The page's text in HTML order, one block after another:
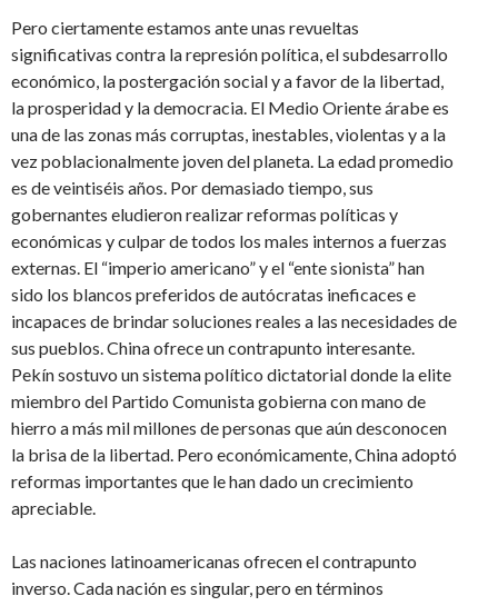
Pero ciertamente estamos ante unas revueltas
significativas contra la represión política, el subdesarrollo
económico, la postergación social y a favor de la libertad,
la prosperidad y la democracia. El Medio Oriente árabe es
una de las zonas más corruptas, inestables, violentas y a la
vez poblacionalmente joven del planeta. La edad promedio
es de veintiséis años. Por demasiado tiempo, sus
gobernantes eludieron realizar reformas políticas y
económicas y culpar de todos los males internos a fuerzas
externas. El “imperio americano” y el “ente sionista” han
sido los blancos preferidos de autócratas ineficaces e
incapaces de brindar soluciones reales a las necesidades de
sus pueblos. China ofrece un contrapunto interesante.
Pekín sostuvo un sistema político dictatorial donde la elite
miembro del Partido Comunista gobierna con mano de
hierro a más mil millones de personas que aún desconocen
la brisa de la libertad. Pero económicamente, China adoptó
reformas importantes que le han dado un crecimiento
apreciable.
Las naciones latinoamericanas ofrecen el contrapunto
inverso. Cada nación es singular, pero en términos